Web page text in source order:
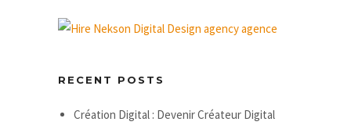
RECENT POSTS
Création Digital : Devenir Créateur Digital